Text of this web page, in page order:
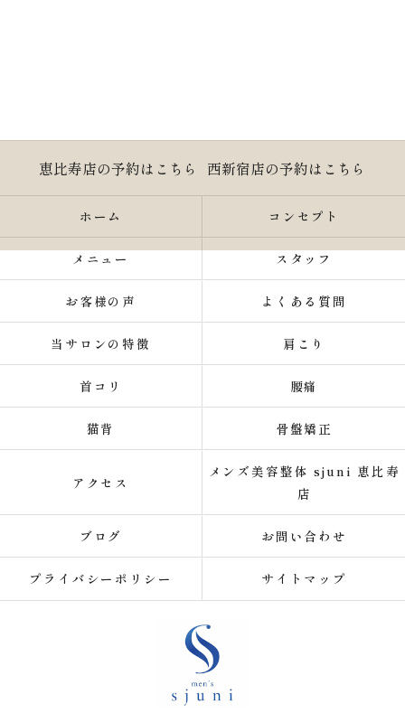
恵比寿店の予約はこちら 西新宿店の予約はこちら
ホーム コンセプト
メニュー スタッフ
お客様の声 よくある質問
当サロンの特徴 肩こり
首コリ 腰痛
猫背 骨盤矯正
アクセス
メンズ美容整体 sjuni 恵比寿
店
ブログ お問い合わせ
プライバシーポリシー サイトマップ